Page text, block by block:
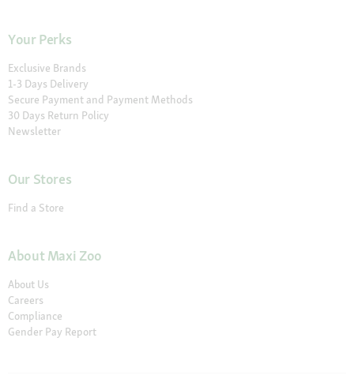
Your Perks
Exclusive Brands
1-3 Days Delivery
Secure Payment and Payment Methods
30 Days Return Policy
Newsletter
Our Stores
Find a Store
About Maxi Zoo
About Us
Careers
Compliance
Gender Pay Report